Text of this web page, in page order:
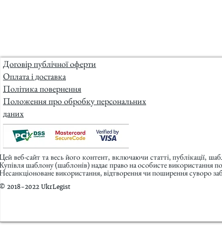
Договір публічної оферти
Оплата і доставка
Політика повернення
Положення про обробку персональних
даних
веб-сайт та весь його контент, включаючи статті, публікації,
шаблону (шаблонів) надає право на особисте використання
використання, відтворення чи поширення суворо
2018-2022 UkrLegist